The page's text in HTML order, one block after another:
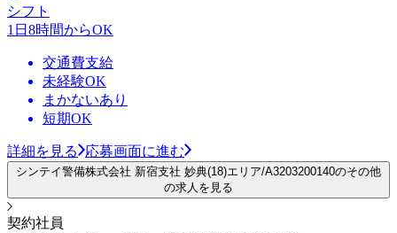
シフト
1日8時間からOK
交通費支給
未経験OK
まかないあり
短期OK
詳細を見る 応募画面に進む
シンテイ警備株式会社 新宿支社 妙典(18)エリア/A3203200140のその他
の求人を見る
契約社員